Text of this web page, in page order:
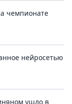
чемпионате
нейросетью
ушло в